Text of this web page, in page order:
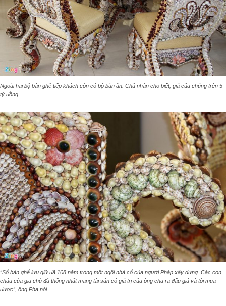
Ngoài hai bộ bàn ghế tiếp khách còn có bộ bàn ăn. Chủ nhân cho biết, giá của chúng trên 5
tỷ đồng.
“Số bàn ghế lưu giữ đã 108 năm trong một ngôi nhà cổ của người Pháp xây dựng. Các con
cháu của gia chủ đã thống nhất mang tài sản có giá trị của ông cha ra đấu giá và tôi mua
được”, ông Pha nói.